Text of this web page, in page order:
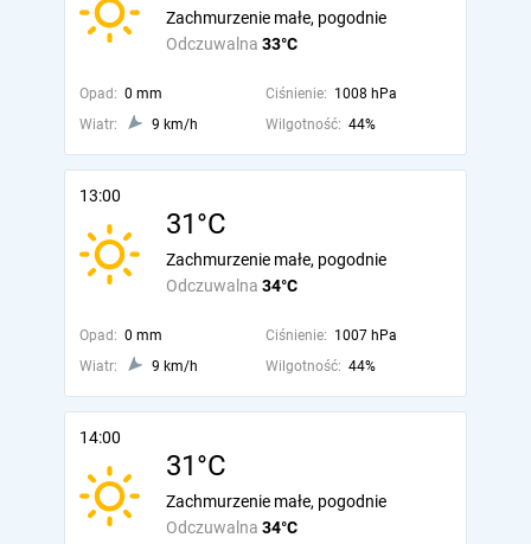
Odczuwalna 33°C
Zachmurzenie małe, pogodnie
Opad: 0 mm Ciśnienie: 1008 hPa
Wiatr:
9 km/h Wilgotność: 44%
13:00
31°C
Odczuwalna 34°C
Zachmurzenie małe, pogodnie
Opad: 0 mm Ciśnienie: 1007 hPa
Wiatr:
9 km/h Wilgotność: 44%
14:00
31°C
Odczuwalna 34°C
Zachmurzenie małe, pogodnie